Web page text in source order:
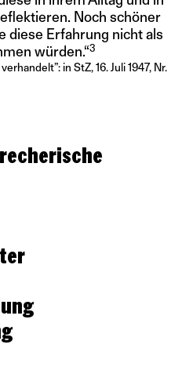
Noch schöner
diese Erfahrung nicht als
würden.“3
in StZ, 16. Juli 1947, Nr.